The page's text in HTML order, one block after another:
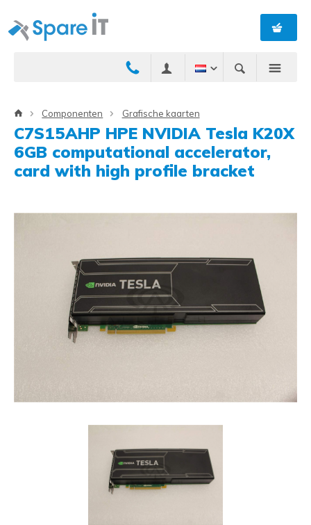
Componenten Grafische kaarten
C7S15AHP HPE NVIDIA Tesla K20X
6GB computational accelerator,
card with high profile bracket